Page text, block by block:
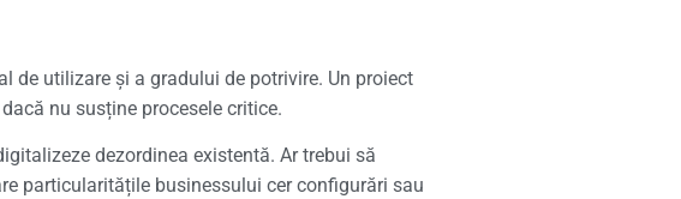
de utilizare și a gradului de potrivire. Un proiect
nu susține procesele critice.
dezordinea existentă. Ar trebui să
particularitățile businessului cer configurări sau